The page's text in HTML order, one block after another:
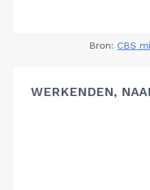
Bron: CBS
WERKENDEN,